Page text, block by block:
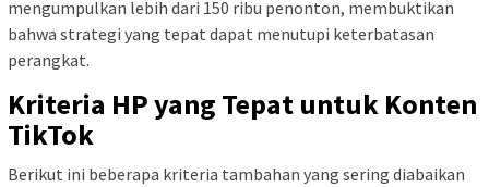
mengumpulkan lebih dari 150 ribu penonton, membuktikan
bahwa strategi yang tepat dapat menutupi keterbatasan
perangkat.
Kriteria HP yang Tepat untuk Konten
TikTok
Berikut ini beberapa kriteria tambahan yang sering diabaikan